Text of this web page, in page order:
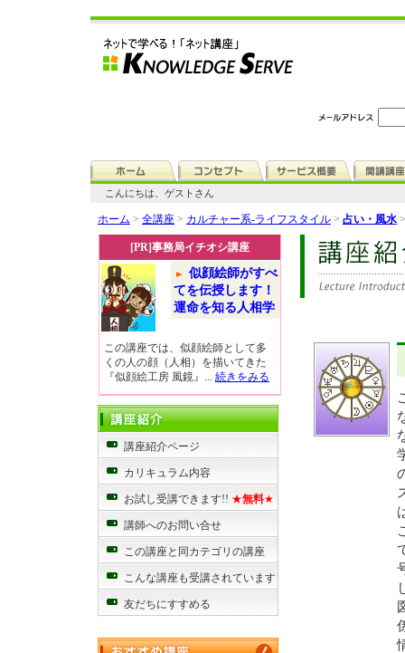
こんにちは、ゲストさん
ホーム > 全講座 > カルチャー系-ライフスタイル > 占い・風水
[PR]事務局イチオシ講座
似顔絵師がすべ
てを伝授します！
運命を知る人相学
この講座では、似顔絵師として多
くの人の顔（人相）を描いてきた
『似顔絵工房 風鏡』... 続きをみる
講座紹介ページ
カリキュラム内容
お試し受講できます!! ★無料★
講師へのお問い合せ
この講座と同カテゴリの講座
こんな講座も受講されています
友だちにすすめる